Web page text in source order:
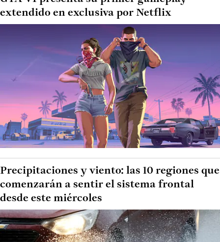
extendido en exclusiva por Netflix
Precipitaciones y viento: las 10 regiones que
comenzarán a sentir el sistema frontal
desde este miércoles